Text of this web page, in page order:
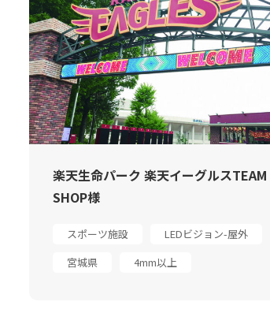
楽天生命パーク 楽天イーグルスTEAM
SHOP様
スポーツ施設
LEDビジョン-屋外
宮城県
4mm以上